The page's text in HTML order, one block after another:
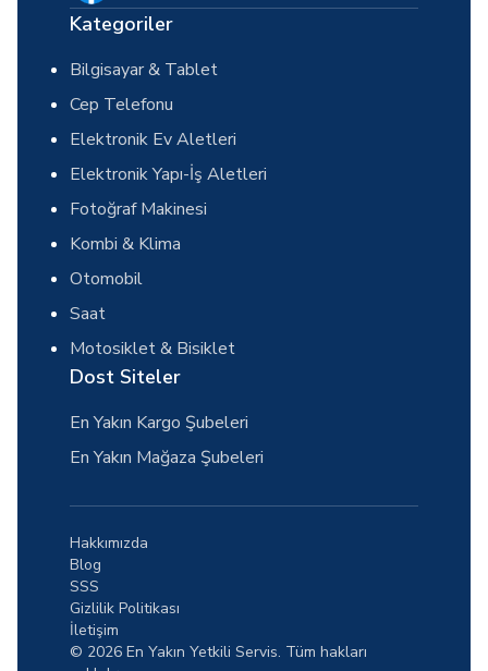
Kategoriler
Bilgisayar & Tablet
Cep Telefonu
Elektronik Ev Aletleri
Elektronik Yapı-İş Aletleri
Fotoğraf Makinesi
Kombi & Klima
Otomobil
Saat
Motosiklet & Bisiklet
Dost Siteler
En Yakın Kargo Şubeleri
En Yakın Mağaza Şubeleri
© 2026 En Yakın Yetkili Servis. Tüm hakları
Hakkımızda
Blog
SSS
Gizlilik Politikası
İletişim